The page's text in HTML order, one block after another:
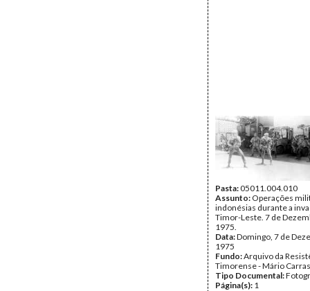
Pasta:05011.004.010
Assunto: Operações
indonésias durante a
Timor-Leste. 7 de
1975.
Data:Domingo, 7 de
1975
Fundo:Arquivo da
Timorense - Mário
Tipo Documental:
Página(s): 1